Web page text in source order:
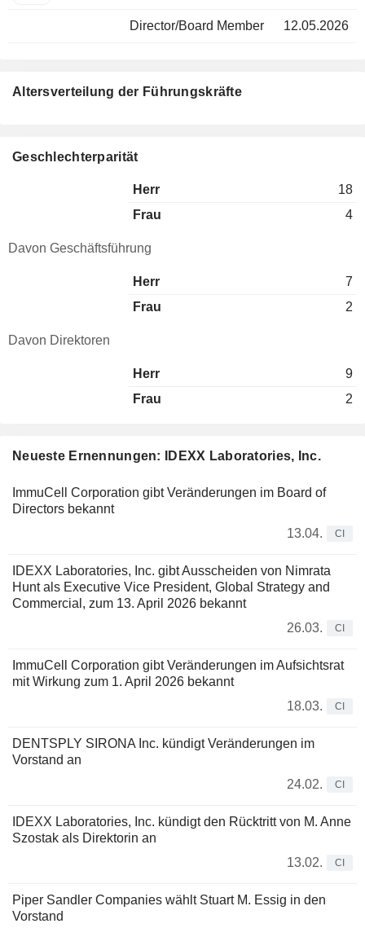
Director/Board Member 12.05.2026
Neueste Ernennungen: IDEXX Laboratories, Inc.
ImmuCell Corporation gibt Veränderungen im Board of
Directors bekannt
13.04.
CI
IDEXX Laboratories, Inc. gibt Ausscheiden von Nimrata
Hunt als Executive Vice President, Global Strategy and
Commercial, zum 13. April 2026 bekannt
26.03.
CI
ImmuCell Corporation gibt Veränderungen im Aufsichtsrat
mit Wirkung zum 1. April 2026 bekannt
18.03.
CI
DENTSPLY SIRONA Inc. kündigt Veränderungen im
Vorstand an
24.02.
CI
IDEXX Laboratories, Inc. kündigt den Rücktritt von M. Anne
Szostak als Direktorin an
13.02.
CI
Piper Sandler Companies wählt Stuart M. Essig in den
Vorstand
Altersverteilung der Führungskräfte
Geschlechterparität
Herr
18
Frau
4
Davon Geschäftsführung
Herr
7
Frau
2
Davon Direktoren
Herr
9
Frau
2